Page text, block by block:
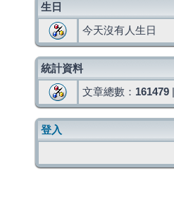
生日
今天沒有人生日
統計資料
文章總數： 161479
登入